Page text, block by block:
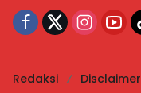
Redaksi Disclaimer